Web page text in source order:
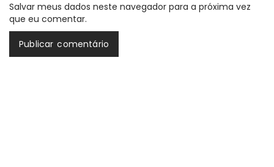
Salvar meus dados neste navegador para a próxima vez
que eu comentar.